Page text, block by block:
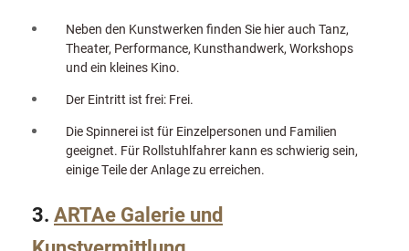
Neben den Kunstwerken finden Sie hier auch Tanz,
Theater, Performance, Kunsthandwerk, Workshops
und ein kleines Kino.
Der Eintritt ist frei: Frei.
Die Spinnerei ist für Einzelpersonen und Familien
geeignet. Für Rollstuhlfahrer kann es schwierig sein,
einige Teile der Anlage zu erreichen.
3. ARTAe Galerie und